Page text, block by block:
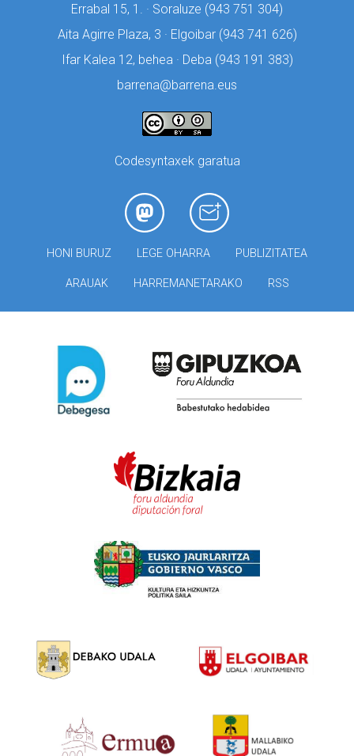
Errabal 15, 1. · Soraluze (943 751 304)
Aita Agirre Plaza, 3 · Elgoibar (943 741 626)
Ifar Kalea 12, behea · Deba (943 191 383)
barrena@barrena.eus
Codesyntaxek garatua
HONI BURUZ LEGE OHARRA PUBLIZITATEA
ARAUAK HARREMANETARAKO RSS